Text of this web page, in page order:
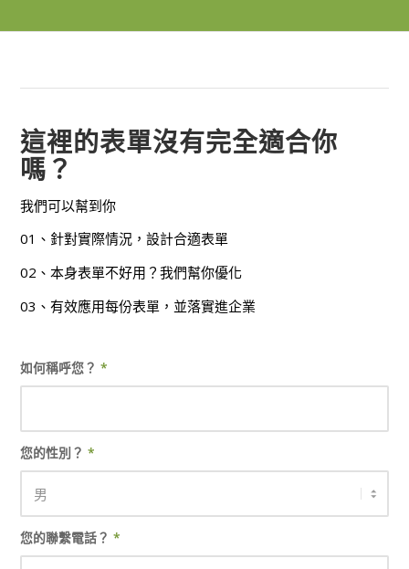
這裡的表單沒有完全適合你
嗎？
我們可以幫到你
01、針對實際情況，設計合適表單
02、本身表單不好用？我們幫你優化
03、有效應用每份表單，並落實進企業
如何稱呼您？*
您的性別？*
您的聯繫電話？*